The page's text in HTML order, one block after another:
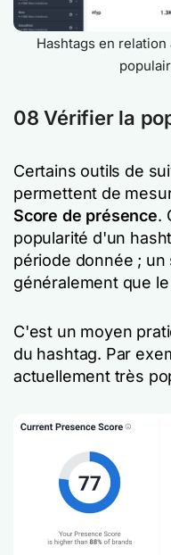
Hashtags en
08 Vérifier la
Certains outils de
permettent de
Score de présence.
popularité d'un
période donnée ;
généralement que
C'est un moyen
du hashtag. Par
actuellement très